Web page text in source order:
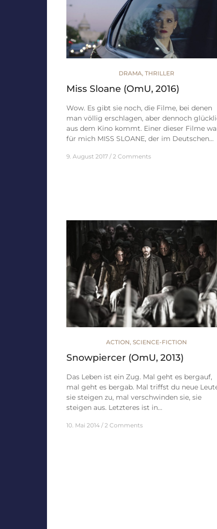
DRAMA, THRILLER
Miss Sloane (OmU, 2016)
Wow. Es gibt sie noch, die Filme, bei denen
man völlig erschlagen, aber dennoch
aus dem Kino kommt. Einer dieser Filme
für mich MISS SLOANE, der im Deutschen…
9. August 2017 2 Comments
ACTION, SCIENCE-FICTION
Snowpiercer (OmU, 2013)
Das Leben ist ein Zug. Mal geht es bergauf,
mal geht es bergab. Mal triffst du neue
sie steigen zu, mal verschwinden sie, sie
steigen aus. Letzteres ist in…
10. Mai 2014 2 Comments